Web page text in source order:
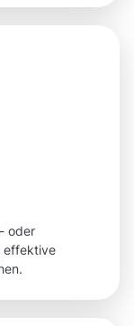
oder
effektive